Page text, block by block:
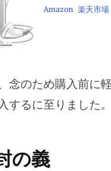
Amazon 楽天市場
念のため購入前に
するに至りました。
の義